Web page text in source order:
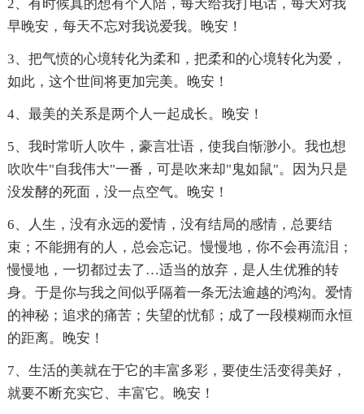
2、有时候真的想有个人陪，每天给我打电话，每天对我
早晚安，每天不忘对我说爱我。晚安！
3、把气愤的心境转化为柔和，把柔和的心境转化为爱，
如此，这个世间将更加完美。晚安！
4、最美的关系是两个人一起成长。晚安！
5、我时常听人吹牛，豪言壮语，使我自惭渺小。我也想
吹吹牛"自我伟大"一番，可是吹来却"鬼如鼠"。因为只是
没发酵的死面，没一点空气。晚安！
6、人生，没有永远的爱情，没有结局的感情，总要结
束；不能拥有的人，总会忘记。慢慢地，你不会再流泪；
慢慢地，一切都过去了…适当的放弃，是人生优雅的转
身。于是你与我之间似乎隔着一条无法逾越的鸿沟。爱情
的神秘；追求的痛苦；失望的忧郁；成了一段模糊而永恒
的距离。晚安！
7、生活的美就在于它的丰富多彩，要使生活变得美好，
就要不断充实它、丰富它。晚安！